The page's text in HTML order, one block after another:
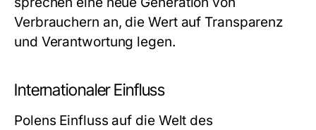
Verbrauchern an, die Wert auf Transparenz
und Verantwortung legen.
Internationaler Einfluss
Polens Einfluss auf die Welt des